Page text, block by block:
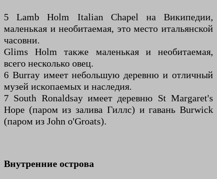
5 Lamb Holm Italian Chapel на Википедии,
маленькая и необитаемая, это место итальянской
часовни.
Glims Holm также маленькая и необитаемая,
всего несколько овец.
6 Burray имеет небольшую деревню и отличный
музей ископаемых и наследия.
7 South Ronaldsay имеет деревню St Margaret's
Hope (паром из залива Гиллс) и гавань Burwick
(паром из John o'Groats).
Внутренние острова